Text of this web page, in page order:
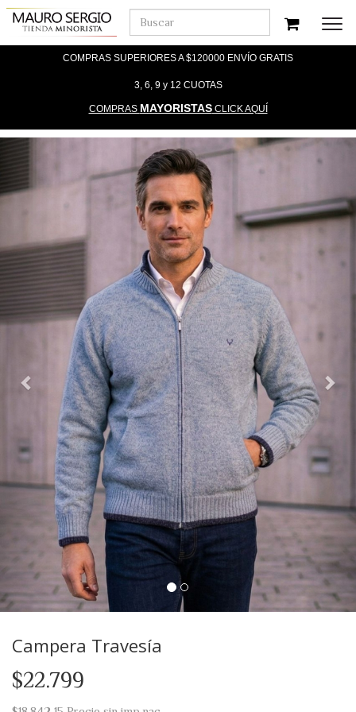
COMPRAS SUPERIORES A $120000 ENVÍO GRATIS
3, 6, 9 y 12 CUOTAS
COMPRAS MAYORISTASCLICK AQUÍ
Campera Travesía
$22.799